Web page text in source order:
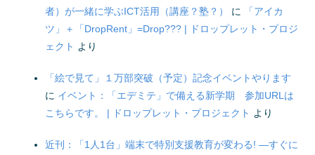
者）が一緒に学ぶICT活用（講座？塾？）
に
「アイカ
ツ」＋「DropRent」=Drop??? | ドロップレット・プロジ
ェクト より
「絵で見て」１万部突破（予定）記念イベントやります
に イベント：「エデミテ」で備える新学期 参加URLは
こちらです。 | ドロップレット・プロジェクト より
近刊：「1人1台」端末で特別支援教育が変わる! ―すぐに